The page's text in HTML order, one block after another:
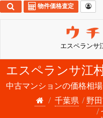
エスペランサ
物件価格査定
エスペランサ江
中古マンションの価格相場
千葉県
野